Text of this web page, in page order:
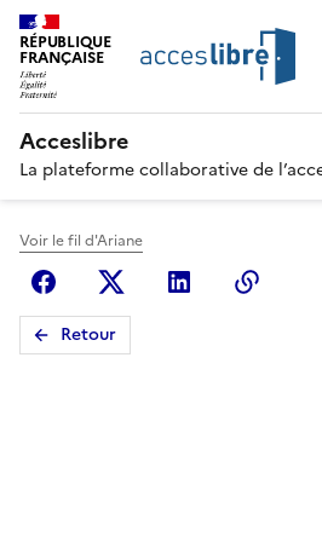
RÉPUBLIQUE
FRANÇAISE
Acceslibre
La plateforme collaborative de
Voir le fil d'Ariane
FacebookX (anciennement
Linkedin
Retour